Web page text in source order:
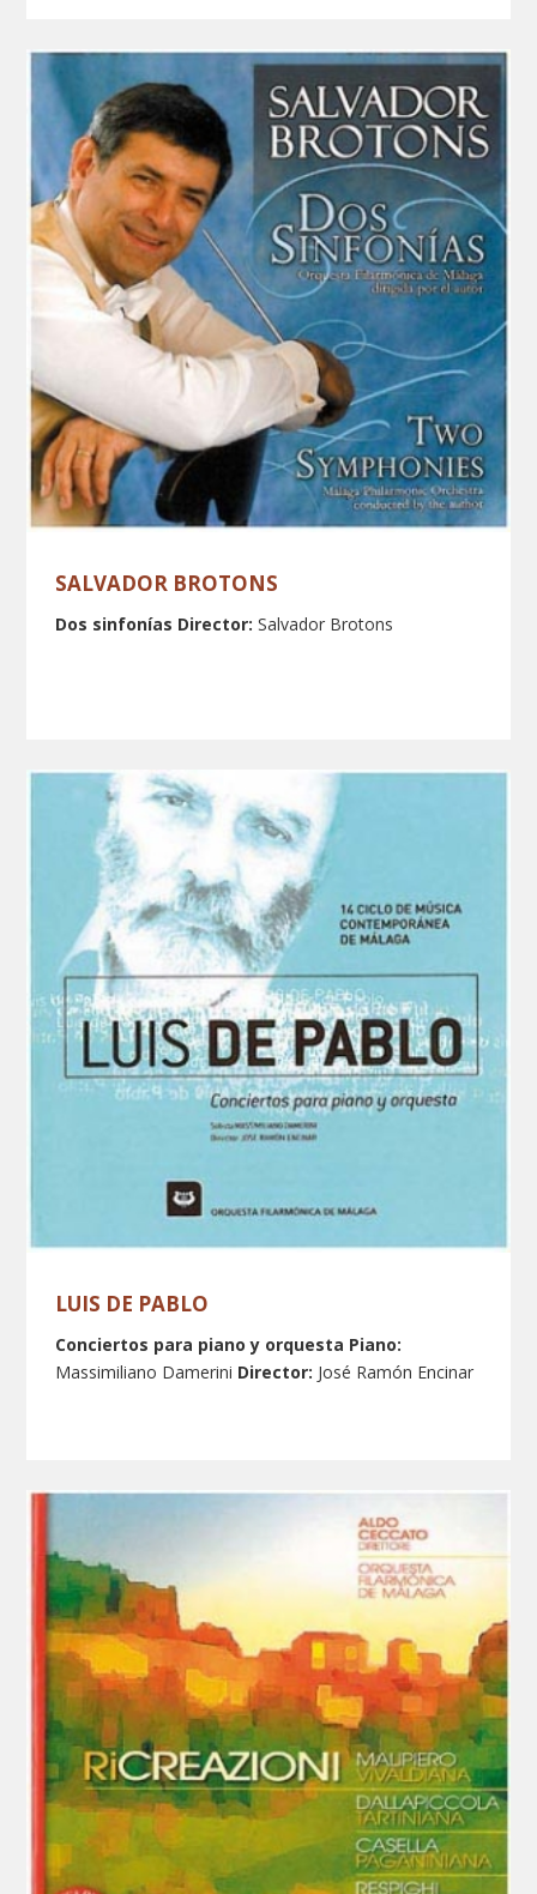
SALVADOR BROTONS
Dos sinfonías Director:Salvador Brotons
LUIS DE PABLO
Conciertos para piano y orquesta Piano:
Massimiliano Damerini Director: José Ramón Encinar